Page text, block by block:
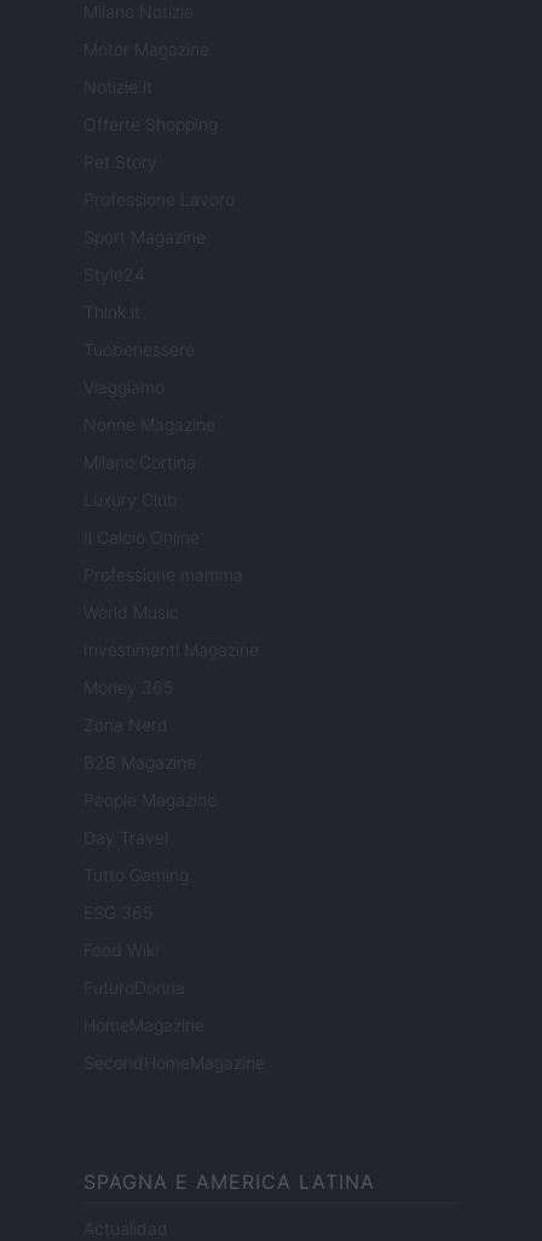
Milano Notizie
Motor Magazine
Notizie.it
Offerte Shopping
Pet Story
Professione Lavoro
Sport Magazine
Style24
Think.it
Tuobenessere
Viaggiamo
Nonne Magazine
Milano Cortina
Luxury Club
Il Calcio Online
Professione mamma
World Music
Investimenti Magazine
Money 365
Zona Nerd
B2B Magazine
People Magazine
Day Travel
Tutto Gaming
ESG 365
Food Wiki
FuturoDonna
HomeMagazine
SecondHomeMagazine
SPAGNA E AMERICA LATINA
Actualidad